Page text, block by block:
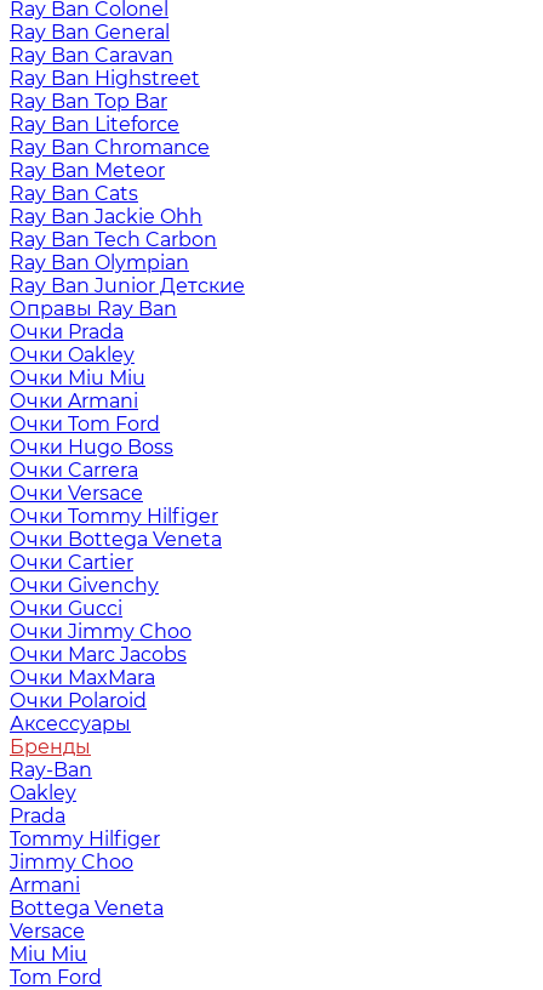
Ray Ban Colonel
Ray Ban General
Ray Ban Caravan
Ray Ban Highstreet
Ray Ban Top Bar
Ray Ban Liteforce
Ray Ban Chromance
Ray Ban Meteor
Ray Ban Cats
Ray Ban Jackie Ohh
Ray Ban Tech Carbon
Ray Ban Olympian
Ray Ban Junior Детские
Оправы Ray Ban
Очки Prada
Очки Oakley
Очки Miu Miu
Очки Armani
Очки Tom Ford
Очки Hugo Boss
Очки Carrera
Очки Versace
Очки Tommy Hilfiger
Очки Bottega Veneta
Очки Cartier
Очки Givenchy
Очки Gucci
Очки Jimmy Choo
Очки Marc Jacobs
Очки MaxMara
Очки Polaroid
Аксессуары
Бренды
Ray-Ban
Oakley
Prada
Tommy Hilfiger
Jimmy Choo
Armani
Bottega Veneta
Versace
Miu Miu
Tom Ford